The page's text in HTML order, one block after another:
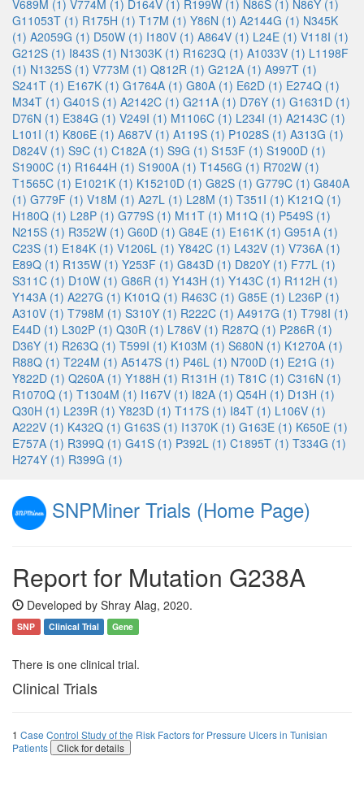
V689M (1) V774M (1) D164V (1) R199W (1) N86S (1) N86Y (1)
G11053T (1) R175H (1) T17M (1) Y86N (1) A2144G (1) N345K
(1) A2059G (1) D50W (1) I180V (1) A864V (1) L24E (1) V118I (1)
G212S (1) I843S (1) N1303K (1) R1623Q (1) A1033V (1) L1198F
(1) N1325S (1) V773M (1) Q812R (1) G212A (1) A997T (1)
S241T (1) E167K (1) G1764A (1) G80A (1) E62D (1) E274Q (1)
M34T (1) G401S (1) A2142C (1) G211A (1) D76Y (1) G1631D (1)
D76N (1) E384G (1) V249I (1) M1106C (1) L234I (1) A2143C (1)
L101I (1) K806E (1) A687V (1) A119S (1) P1028S (1) A313G (1)
D824V (1) S9C (1) C182A (1) S9G (1) S153F (1) S1900D (1)
S1900C (1) R1644H (1) S1900A (1) T1456G (1) R702W (1)
T1565C (1) E1021K (1) K15210D (1) G82S (1) G779C (1) G840A
(1) G779F (1) V18M (1) A27L (1) L28M (1) T351I (1) K121Q (1)
H180Q (1) L28P (1) G779S (1) M11T (1) M11Q (1) P549S (1)
N215S (1) R352W (1) G60D (1) G84E (1) E161K (1) G951A (1)
C23S (1) E184K (1) V1206L (1) Y842C (1) L432V (1) V736A (1)
E89Q (1) R135W (1) Y253F (1) G843D (1) D820Y (1) F77L (1)
S311C (1) D10W (1) G86R (1) Y143H (1) Y143C (1) R112H (1)
Y143A (1) A227G (1) K101Q (1) R463C (1) G85E (1) L236P (1)
A310V (1) T798M (1) S310Y (1) R222C (1) A4917G (1) T798I (1)
E44D (1) L302P (1) Q30R (1) L786V (1) R287Q (1) P286R (1)
D36Y (1) R263Q (1) T599I (1) K103M (1) S680N (1) K1270A (1)
R88Q (1) T224M (1) A5147S (1) P46L (1) N700D (1) E21G (1)
Y822D (1) Q260A (1) Y188H (1) R131H (1) T81C (1) C316N (1)
R1070Q (1) T1304M (1) I167V (1) I82A (1) Q54H (1) D13H (1)
Q30H (1) L239R (1) Y823D (1) T117S (1) I84T (1) L106V (1)
A222V (1) K432Q (1) G163S (1) I1370K (1) G163E (1) K650E (1)
E757A (1) R399Q (1) G41S (1) P392L (1) C1895T (1) T334G (1)
H274Y (1) R399G (1)
SNPMiner Trials (Home Page)
Report for Mutation G238A
Developed by Shray Alag, 2020.
SNP Clinical Trial Gene
There is one clinical trial.
Clinical Trials
1 Case Control Study of the Risk Factors for Pressure Ulcers in Tunisian
Patients
Click for details